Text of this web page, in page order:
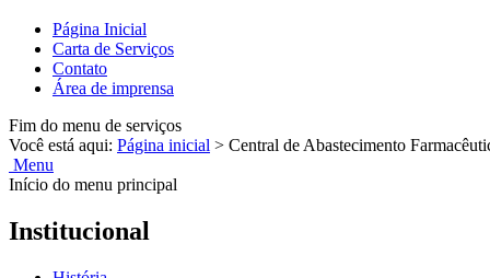
Página Inicial
Carta de Serviços
Contato
Área de imprensa
Fim do menu de serviços
Você está aqui: Página inicial > Central de Abastecimento
Menu
Início do menu principal
Institucional